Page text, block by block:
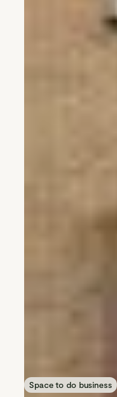
Space to do business